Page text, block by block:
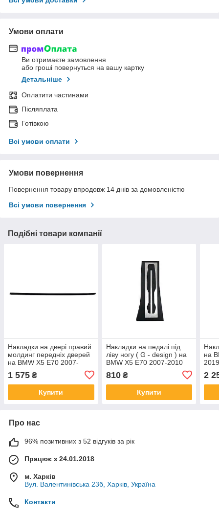
Умови оплати
Ви отримаєте замовлення
або гроші повернуться на вашу картку
Детальніше
Оплатити частинами
Післяплата
Готівкою
Всі умови оплати
Умови повернення
Повернення товару впродовж 14 днів за домовленістю
Всі умови повернення
Подібні товари компанії
Накладки на двері правий
молдинг передніх дверей
на BMW X5 E70 2007-
1 575 ₴
Купити
Накладки на педалі під
ліву ногу ( G - design ) на
BMW X5 E70 2007-2010
810₴
Купити
на
2
Про нас
96% позитивних з 52 відгуків за рік
Працює з 24.01.2018
м. Харків
Вул. Валентинівська 23б, Харків, Україна
Контакти